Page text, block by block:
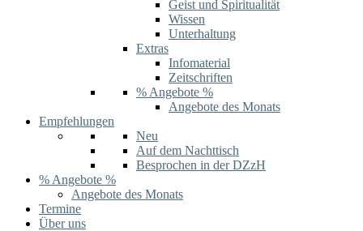
Geist und Spiritualität
Wissen
Unterhaltung
Extras
Infomaterial
Zeitschriften
% Angebote %
Angebote des Monats
Empfehlungen
Neu
Auf dem Nachttisch
Besprochen in der DZzH
% Angebote %
Angebote des Monats
Termine
Über uns